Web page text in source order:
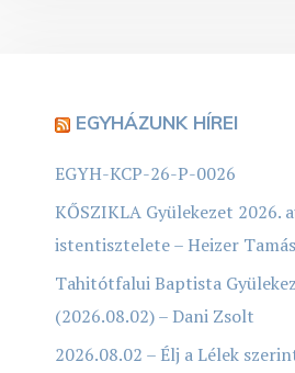
EGYHÁZUNK HÍREI
EGYH-KCP-26-P-0026
KŐSZIKLA Gyülekezet 2026.
istentisztelete – Heizer Tamás
Tahitótfalui Baptista
(2026.08.02) – Dani Zsolt
2026.08.02 – Élj a Lélek